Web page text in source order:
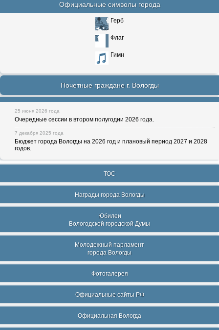
Официальные символы города
Герб
Флаг
Гимн
Почетные граждане г. Вологды
25 июня 2026 года
Очередные сессии в втором полугодии 2026 года.
7 декабря 2025 года
Бюджет города Вологды на 2026 год и плановый период 2027 и 2028
годов.
ТОС
Награды города Вологды
Юбилеи
Вологодской городской Думы
Молодежный парламент
города Вологды
Фотогалерея
Официальные сайты РФ
Официальная Вологда